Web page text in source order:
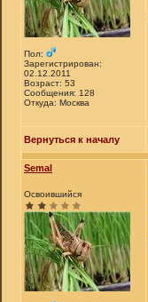
Пол:
Зарегистрирован:
02.12.2011
Возраст: 53
Сообщения: 128
Откуда: Москва
Вернуться к началу
Semal
Освоившийся